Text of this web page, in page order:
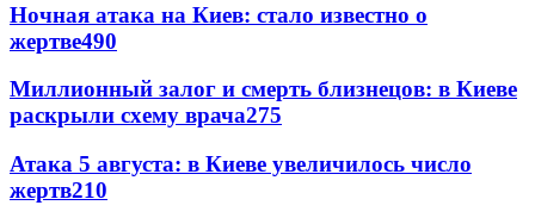
Ночная атака на Киев: стало известно о
жертве490
Миллионный залог и смерть близнецов: в Киеве
раскрыли схему врача275
Атака 5 августа: в Киеве увеличилось число
жертв210